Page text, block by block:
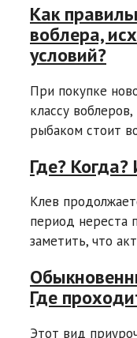
Как
воблера,
условий?
При покупке
классу
рыбаком стоит
Где?
Клев
период нереста
заметить, что
Где
Этот вид